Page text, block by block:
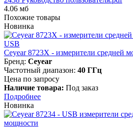
4.06 мб
Похожие товары
Новинка
Ceyear 8723X - измерители средней
Бренд: Ceyear
Частотный диапазон: 40 ГГц
Цена по запросу
Наличие товара: Под заказ
Подробнее
Новинка